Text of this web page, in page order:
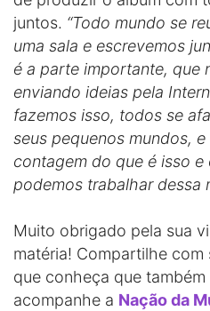
juntos. “Todo mundo se
uma sala e escrevemos
é a parte importante, que
enviando ideias pela
fazemos isso, todos se
seus pequenos mundos,
contagem do que é isso
podemos trabalhar dessa
Muito obrigado pela sua
matéria! Compartilhe com
que conheça que também
acompanhe a Nação da